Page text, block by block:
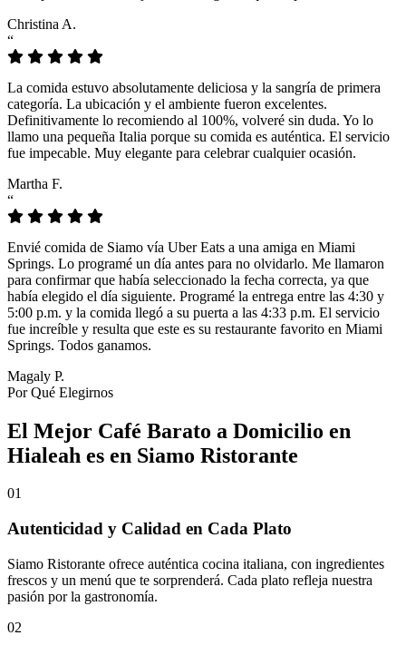
Christina A.
“
La comida estuvo absolutamente deliciosa y la sangría de primera
categoría. La ubicación y el ambiente fueron excelentes.
Definitivamente lo recomiendo al 100%, volveré sin duda. Yo lo
llamo una pequeña Italia porque su comida es auténtica. El servicio
fue impecable. Muy elegante para celebrar cualquier ocasión.
Martha F.
“
Envié comida de Siamo vía Uber Eats a una amiga en Miami
Springs. Lo programé un día antes para no olvidarlo. Me llamaron
para confirmar que había seleccionado la fecha correcta, ya que
había elegido el día siguiente. Programé la entrega entre las 4:30 y
5:00 p.m. y la comida llegó a su puerta a las 4:33 p.m. El servicio
fue increíble y resulta que este es su restaurante favorito en Miami
Springs. Todos ganamos.
Magaly P.
Por Qué Elegirnos
El Mejor Café Barato a Domicilio en
Hialeah es en Siamo Ristorante
01
Autenticidad y Calidad en Cada Plato
Siamo Ristorante ofrece auténtica cocina italiana, con ingredientes
frescos y un menú que te sorprenderá. Cada plato refleja nuestra
pasión por la gastronomía.
02